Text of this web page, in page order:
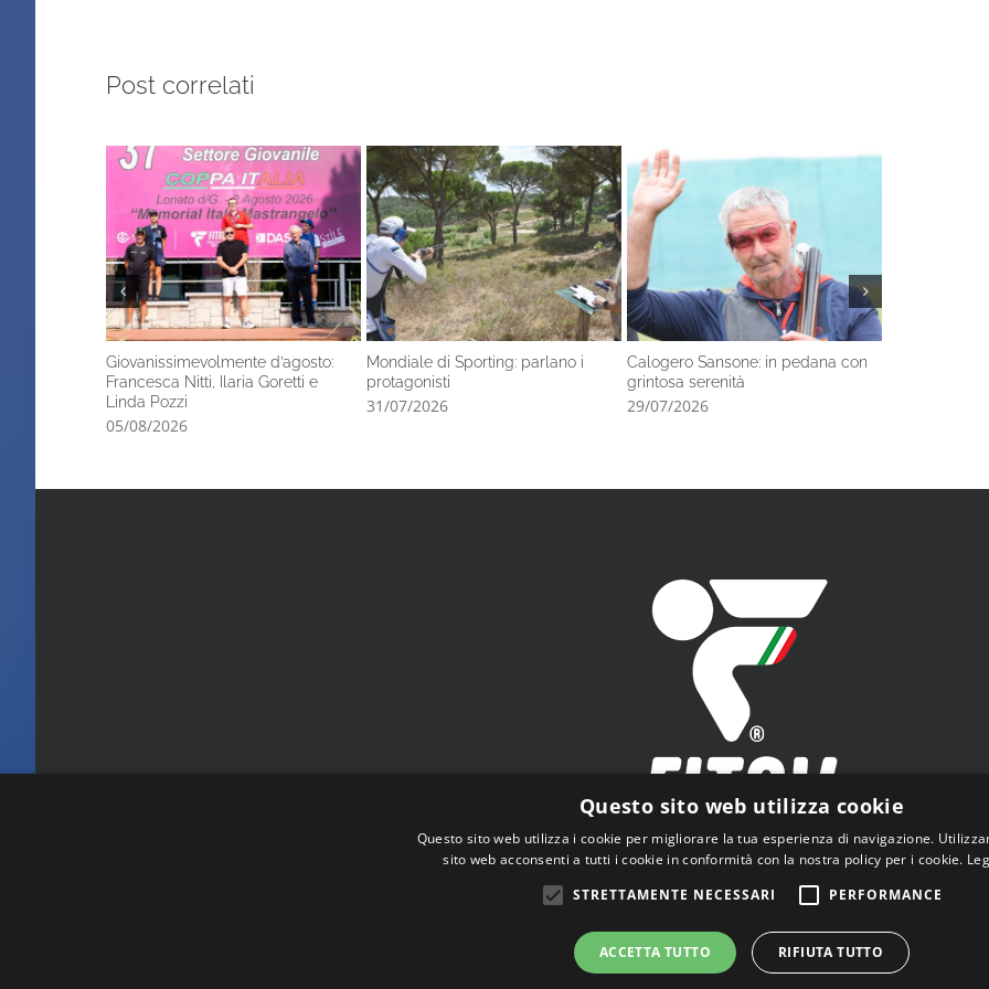
Post correlati
Giovanissimevolmente d’agosto:
Francesca Nitti, Ilaria Goretti e
Linda Pozzi
05/08/2026
Mondiale di Sporting: parlano i
protagonisti
31/07/2026
Calogero Sansone: in pedana con
grintosa serenità
29/07/2026
FITAV - Federazione Italiana Tiro a Volo - Viale Tiziano n.74, 00196
© Copyright2026 | Tutti i diritti riservati |Privacy Policy
Questo sito web utilizza cookie
Questo sito web utilizza i cookie per migliorare la tua esperienza di navigazione.
sito web acconsenti a tutti i cookie in conformità con la nostra policy per i cookie.
STRETTAMENTE NECESSARI
PERFORMANCE
ACCETTA TUTTO RIFIUTA TUTTO